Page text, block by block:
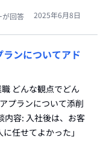
が回答 2025年6月8日
ンについてアド
どんな観点でどん
プランについて添削
内容: 入社後は、お客
任せてよかった」